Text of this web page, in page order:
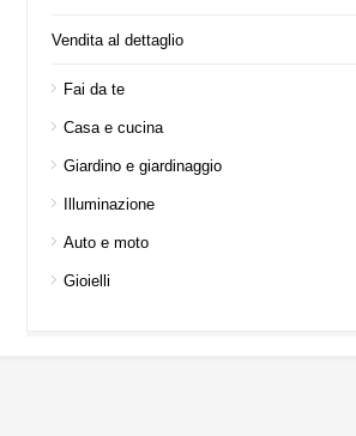
Vendita al dettaglio
Fai da te
Casa e cucina
Giardino e giardinaggio
Illuminazione
Auto e moto
Gioielli